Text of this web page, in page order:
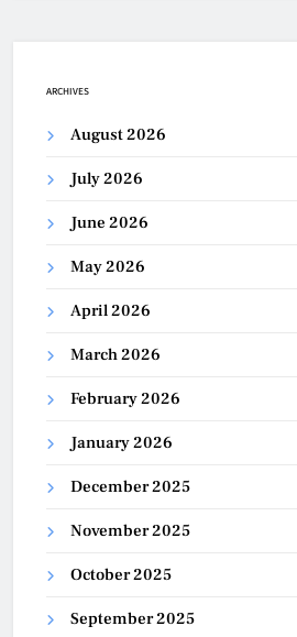
ARCHIVES
August 2026
July 2026
June 2026
May 2026
April 2026
March 2026
February 2026
January 2026
December 2025
November 2025
October 2025
September 2025